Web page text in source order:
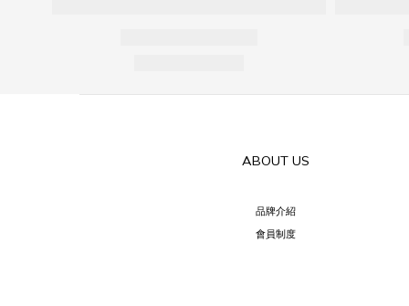
ABOUT US
品牌介紹
會員制度